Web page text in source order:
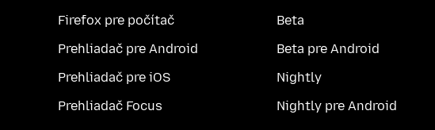
Firefox pre počítač
Prehliadač pre Android
Prehliadač pre iOS
Prehliadač Focus
Beta
Beta pre Android
Nightly
Nightly pre Android